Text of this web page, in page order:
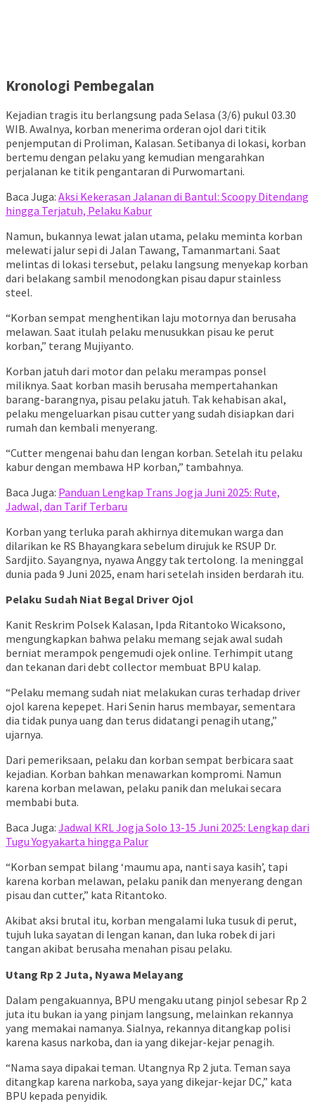
Kronologi Pembegalan
Kejadian tragis itu berlangsung pada Selasa (3/6) pukul 03.30
WIB. Awalnya, korban menerima orderan ojol dari titik
penjemputan di Proliman, Kalasan. Setibanya di lokasi, korban
bertemu dengan pelaku yang kemudian mengarahkan
perjalanan ke titik pengantaran di Purwomartani.
Baca Juga: Aksi Kekerasan Jalanan di Bantul: Scoopy Ditendang
hingga Terjatuh, Pelaku Kabur
Namun, bukannya lewat jalan utama, pelaku meminta korban
melewati jalur sepi di Jalan Tawang, Tamanmartani. Saat
melintas di lokasi tersebut, pelaku langsung menyekap korban
dari belakang sambil menodongkan pisau dapur stainless
steel.
“Korban sempat menghentikan laju motornya dan berusaha
melawan. Saat itulah pelaku menusukkan pisau ke perut
korban,” terang Mujiyanto.
Korban jatuh dari motor dan pelaku merampas ponsel
miliknya. Saat korban masih berusaha mempertahankan
barang-barangnya, pisau pelaku jatuh. Tak kehabisan akal,
pelaku mengeluarkan pisau cutter yang sudah disiapkan dari
rumah dan kembali menyerang.
“Cutter mengenai bahu dan lengan korban. Setelah itu pelaku
kabur dengan membawa HP korban,” tambahnya.
Baca Juga: Panduan Lengkap Trans Jogja Juni 2025: Rute,
Jadwal, dan Tarif Terbaru
Korban yang terluka parah akhirnya ditemukan warga dan
dilarikan ke RS Bhayangkara sebelum dirujuk ke RSUP Dr.
Sardjito. Sayangnya, nyawa Anggy tak tertolong. Ia meninggal
dunia pada 9 Juni 2025, enam hari setelah insiden berdarah itu.
Pelaku Sudah Niat Begal Driver Ojol
Kanit Reskrim Polsek Kalasan, Ipda Ritantoko Wicaksono,
mengungkapkan bahwa pelaku memang sejak awal sudah
berniat merampok pengemudi ojek online. Terhimpit utang
dan tekanan dari debt collector membuat BPU kalap.
“Pelaku memang sudah niat melakukan curas terhadap driver
ojol karena kepepet. Hari Senin harus membayar, sementara
dia tidak punya uang dan terus didatangi penagih utang,”
ujarnya.
Dari pemeriksaan, pelaku dan korban sempat berbicara saat
kejadian. Korban bahkan menawarkan kompromi. Namun
karena korban melawan, pelaku panik dan melukai secara
membabi buta.
Baca Juga: Jadwal KRL Jogja Solo 13-15 Juni 2025: Lengkap dari
Tugu Yogyakarta hingga Palur
“Korban sempat bilang ‘maumu apa, nanti saya kasih’, tapi
karena korban melawan, pelaku panik dan menyerang dengan
pisau dan cutter,” kata Ritantoko.
Akibat aksi brutal itu, korban mengalami luka tusuk di perut,
tujuh luka sayatan di lengan kanan, dan luka robek di jari
tangan akibat berusaha menahan pisau pelaku.
Utang Rp 2 Juta, Nyawa Melayang
Dalam pengakuannya, BPU mengaku utang pinjol sebesar Rp 2
juta itu bukan ia yang pinjam langsung, melainkan rekannya
yang memakai namanya. Sialnya, rekannya ditangkap polisi
karena kasus narkoba, dan ia yang dikejar-kejar penagih.
“Nama saya dipakai teman. Utangnya Rp 2 juta. Teman saya
ditangkap karena narkoba, saya yang dikejar-kejar DC,” kata
BPU kepada penyidik.